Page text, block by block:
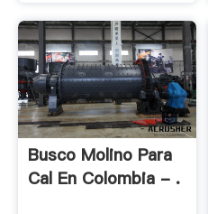
Busco Molino Para
Cal En Colombia - .